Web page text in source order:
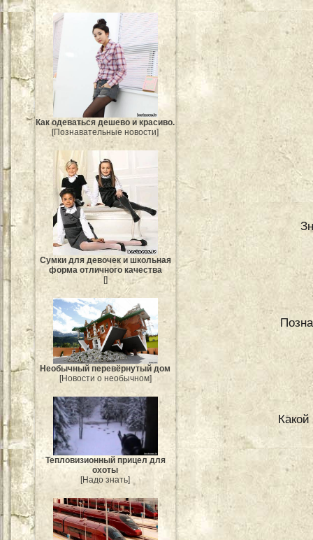
Как одеваться дешево и красиво.
[Познавательные новости]
Сумки для девочек и школьная
форма отличного качества
[]
Необычный перевёрнутый дом
[Новости о необычном]
Тепловизионный прицел для
охоты
[Надо знать]